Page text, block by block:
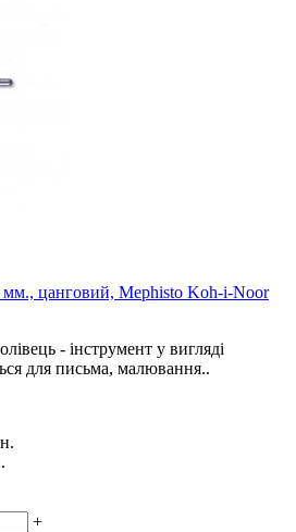
мм., цанговий, Mephisto Koh-i-Noor
- інструмент у вигляді
для письма, малювання..
+